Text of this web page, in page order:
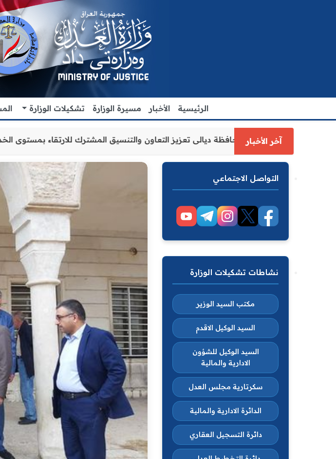
الرئيسية الأخبار مسيرة الوزارة تشكيلات الوزارة
آخر الأخبار
وزارة العدل الاقدم يبحث مع رئيس مجلس محافظة ديالى تعزيز التعاون والتنسيق المشترك
التواصل الاجتماعي
نشاطات تشكيلات الوزارة
مكتب السيد الوزير
السيد الوكيل الاقدم
السيد الوكيل للشؤون
الادارية والمالية
سكرتارية مجلس العدل
الدائرة الادارية والمالية
دائرة التسجيل العقاري